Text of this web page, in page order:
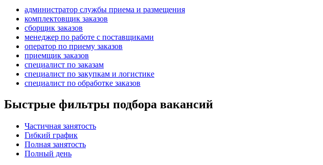
администратор службы приема и размещения
комплектовщик заказов
сборщик заказов
менеджер по работе с поставщиками
оператор по приему заказов
приемщик заказов
специалист по заказам
специалист по закупкам и логистике
специалист по обработке заказов
Быстрые фильтры подбора вакансий
Частичная занятость
Гибкий график
Полная занятость
Полный день